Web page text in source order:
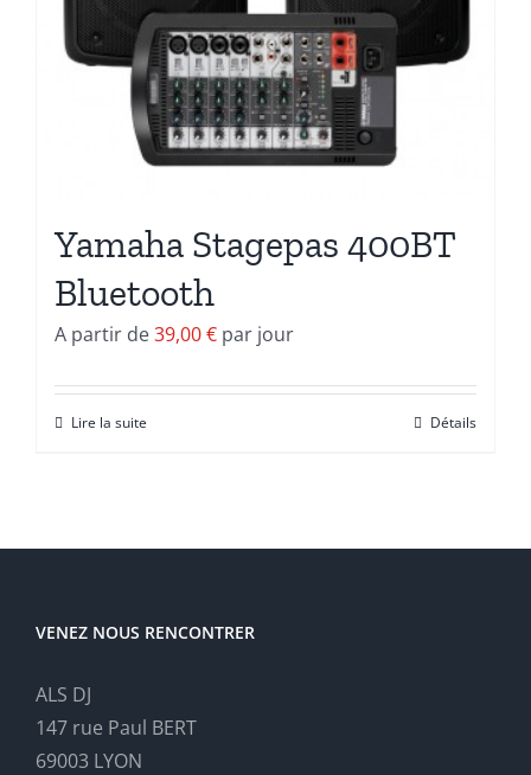
Yamaha Stagepas 400BT
Bluetooth
A partir de39,00€ par jour
Lire la suite Détails
VENEZ NOUS RENCONTRER
ALS DJ
147 rue Paul BERT
69003 LYON